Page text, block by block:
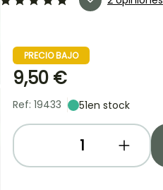
PRECIO BAJO
9,50 €
Ref: 19433 51en stock